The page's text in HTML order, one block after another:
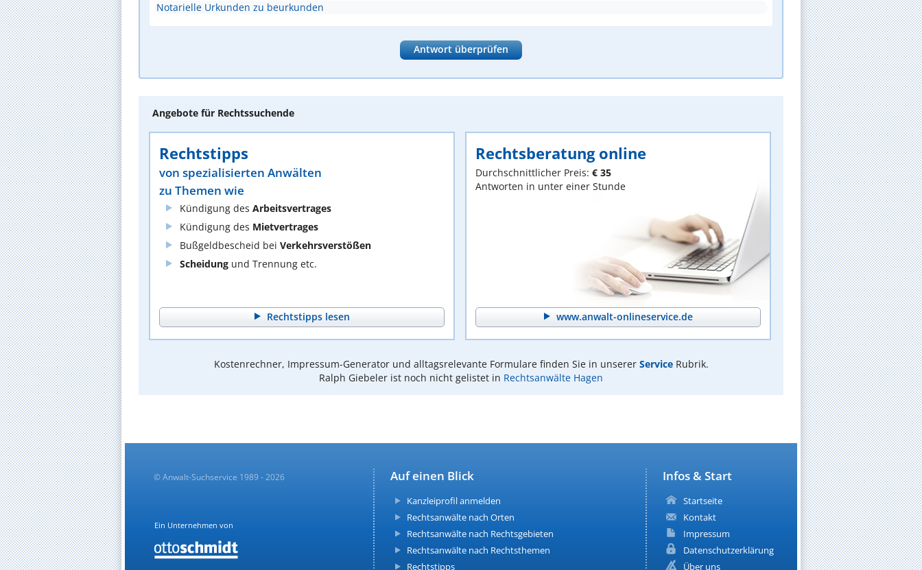
Notarielle Urkunden zu beurkunden
Antwort überprüfen
Angebote für Rechtssuchende
Rechtstipps
von spezialisierten Anwälten
zu Themen wie
Kündigung des Arbeitsvertrages
Kündigung des Mietvertrages
Bußgeldbescheid bei Verkehrsverstößen
Scheidung und Trennung etc.
Rechtstipps lesen
Rechtsberatung online
Durchschnittlicher Preis: € 35
Antworten in unter einer Stunde
www.anwalt-onlineservice.de
Kostenrechner, Impressum-Generator und alltagsrelevante Formulare finden Sie in unserer ServiceRubrik.
Ralph Giebeler ist noch nicht gelistet in Rechtsanwälte Hagen
Infos & Start
Startseite
Kontakt
Impressum
Datenschutzerklärung
Über uns
Auf einen Blick
Kanzleiprofil anmelden
Rechtsanwälte nach Orten
Rechtsanwälte nach Rechtsgebieten
Rechtsanwälte nach Rechtsthemen
Rechtstipps
© Anwalt-Suchservice 1989 - 2026
Ein Unternehmen von